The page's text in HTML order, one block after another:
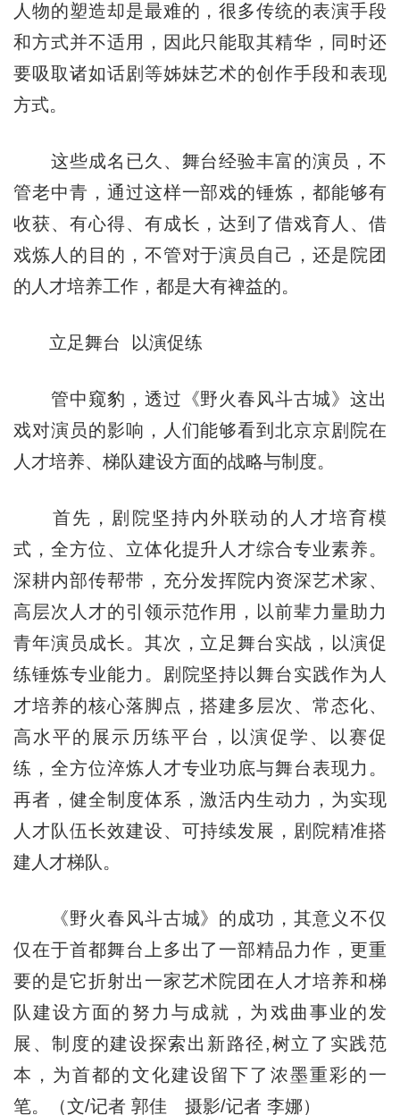
人物的塑造却是最难的，很多传统的表演手段
和方式并不适用，因此只能取其精华，同时还
要吸取诸如话剧等姊妹艺术的创作手段和表现
方式。
这些成名已久、舞台经验丰富的演员，不
管老中青，通过这样一部戏的锤炼，都能够有
收获、有心得、有成长，达到了借戏育人、借
戏炼人的目的，不管对于演员自己，还是院团
的人才培养工作，都是大有裨益的。
立足舞台 以演促练
管中窥豹，透过《野火春风斗古城》这出
戏对演员的影响，人们能够看到北京京剧院在
人才培养、梯队建设方面的战略与制度。
首先，剧院坚持内外联动的人才培育模
式，全方位、立体化提升人才综合专业素养。
深耕内部传帮带，充分发挥院内资深艺术家、
高层次人才的引领示范作用，以前辈力量助力
青年演员成长。其次，立足舞台实战，以演促
练锤炼专业能力。剧院坚持以舞台实践作为人
才培养的核心落脚点，搭建多层次、常态化、
高水平的展示历练平台，以演促学、以赛促
练，全方位淬炼人才专业功底与舞台表现力。
再者，健全制度体系，激活内生动力，为实现
人才队伍长效建设、可持续发展，剧院精准搭
建人才梯队。
《野火春风斗古城》的成功，其意义不仅
仅在于首都舞台上多出了一部精品力作，更重
要的是它折射出一家艺术院团在人才培养和梯
队建设方面的努力与成就，为戏曲事业的发
展、制度的建设探索出新路径,树立了实践范
本，为首都的文化建设留下了浓墨重彩的一
笔。（文/记者 郭佳 摄影/记者 李娜）